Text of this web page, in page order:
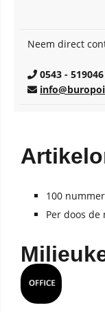
Neem direct
0543 - 519046
100
Per doos